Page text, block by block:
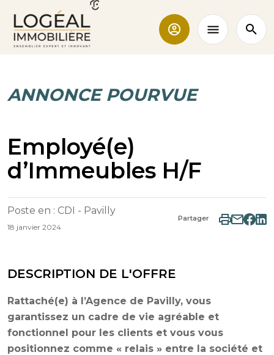
ANNONCE POURVUE
Employé(e)
d’Immeubles H/F
Poste en : CDI - Pavilly
18 janvier 2024
Partager
DESCRIPTION DE L'OFFRE
Rattaché(e) à l’Agence de Pavilly, vous
garantissez un cadre de vie agréable et
fonctionnel pour les clients et vous vous
positionnez comme « relais » entre la société et